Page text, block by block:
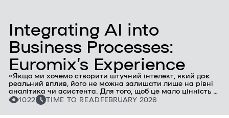
Integrating AI into
Business Processes:
Euromix’s Experience
«Якщо ми хочемо створити штучний інтелект, який дає
реальний вплив, його не можна залишати лише на рівні
аналітика чи асистента. Для того, щоб це мало цінність —
інтелект має бути імплементований у бізнес-процес», —
говорить Євгенія Богданова, директорка з продажів
дистриб’юторської компанії «Євромікс» та випускниця
1022 TIME TO READ FEBRUARY 2026